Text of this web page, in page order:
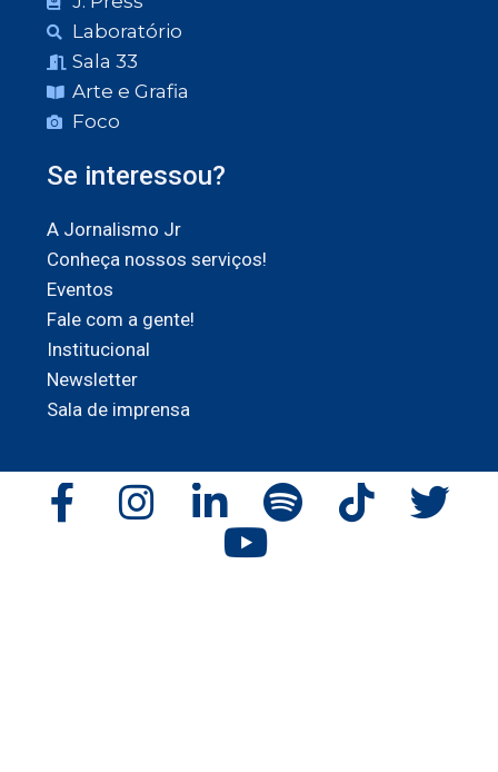
Laboratório
Sala 33
Arte e Grafia
Foco
Se interessou?
A Jornalismo Jr
Conheça nossos serviços!
Eventos
Fale com a gente!
Institucional
Newsletter
Sala de imprensa